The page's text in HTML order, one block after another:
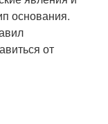
основания.
от